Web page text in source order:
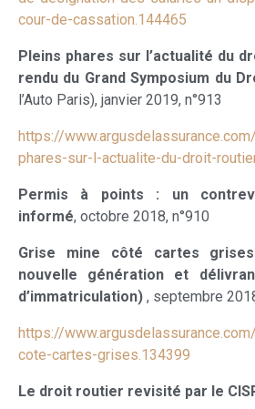
cour-de-cassation.144465
Pleins phares sur l’actualité du
rendu du Grand Symposium du
l’Auto Paris), janvier 2019, n°913
https://
phares-sur-l-actualite-du-droit-
Permis à points : un
informé, octobre 2018, n°910
Grise mine côté cartes
nouvelle génération et
d’immatriculation) , septembre
https://
cote-cartes-grises.134399
Le droit routier revisité par le